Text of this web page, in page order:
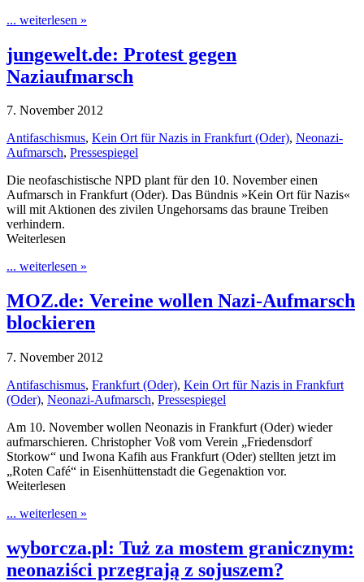
... weiterlesen »
jungewelt.de: Protest gegen
Naziaufmarsch
7. November 2012
Antifaschismus, Kein Ort für Nazis in Frankfurt (Oder), Neonazi-
Aufmarsch, Pressespiegel
Die neofaschistische NPD plant für den 10. November einen
Aufmarsch in Frankfurt (Oder). Das Bündnis »Kein Ort für Nazis«
will mit Aktionen des zivilen Ungehorsams das braune Treiben
verhindern.
Weiterlesen
... weiterlesen »
MOZ.de: Vereine wollen Nazi-Aufmarsch
blockieren
7. November 2012
Antifaschismus, Frankfurt (Oder), Kein Ort für Nazis in Frankfurt
(Oder), Neonazi-Aufmarsch, Pressespiegel
Am 10. November wollen Neonazis in Frankfurt (Oder) wieder
aufmarschieren. Christopher Voß vom Verein „Friedensdorf
Storkow“ und Iwona Kafih aus Frankfurt (Oder) stellten jetzt im
„Roten Café“ in Eisenhüttenstadt die Gegenaktion vor.
Weiterlesen
... weiterlesen »
wyborcza.pl: Tuż za mostem granicznym:
neonaziści przegrają z sojuszem?